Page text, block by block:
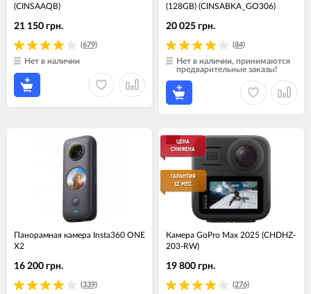
(CINSAAQB)
(679)
21 150 грн.
Нет в наличии
(128GB) (CINSABKA_GO306)
(84)
20 025 грн.
Нет в наличии, принимаются
предварительные заказы!
Панорамная камера Insta360 ONE
X2
(339)
16 200 грн.
ЦЕНА
СНИЖЕНА
ГАРАНТИЯ
12 МЕС.
Камера GoPro Max 2025 (CHDHZ-
203-RW)
(276)
19 800 грн.